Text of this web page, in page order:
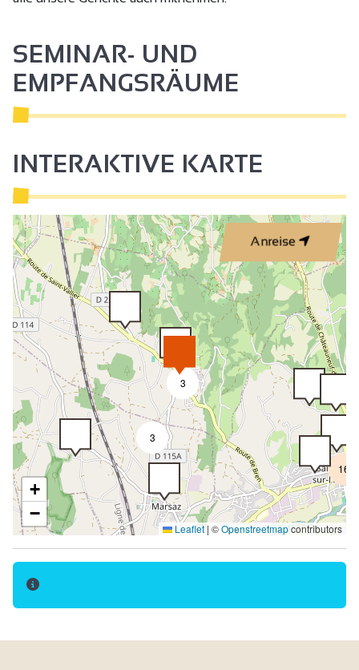
SEMINAR- UND
EMPFANGSRÄUME
INTERAKTIVE KARTE
Anreise
3
3
16
+
−
Leaflet | ©Openstreetmapcontributors